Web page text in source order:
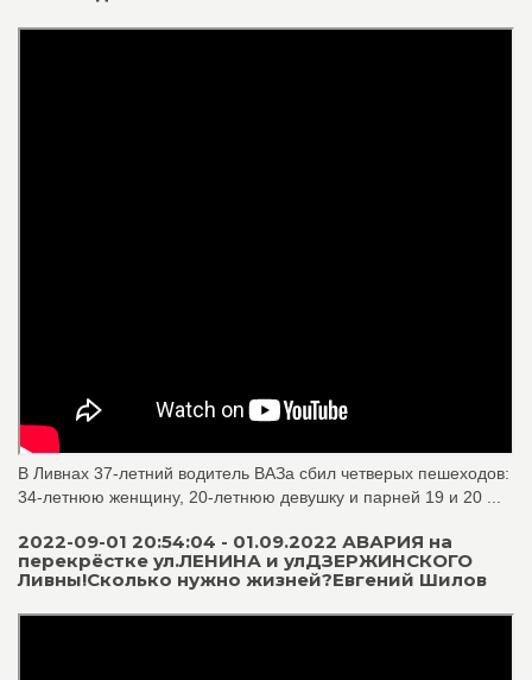
В Ливнах 37-летний водитель ВАЗа сбил четверых пешеходов:
34-летнюю женщину, 20-летнюю девушку и парней 19 и 20 ...
2022-09-01 20:54:04 - 01.09.2022 АВАРИЯ на
перекрёстке ул.ЛЕНИНА и улДЗЕРЖИНСКОГО
Ливны!Сколько нужно жизней?Евгений Шилов